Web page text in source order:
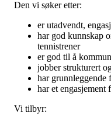
Den vi søker etter:
er utadvendt,
har god kunnskap
tennistrener
er god til å
jobber strukturert
har grunnleggende
har et engasjement
Vi tilbyr: